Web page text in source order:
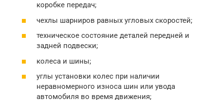
коробке передач;
чехлы шарниров равных угловых скоростей;
техническое состояние деталей передней и
задней подвески;
колеса и шины;
углы установки колес при наличии
неравномерного износа шин или увода
автомобиля во время движения;